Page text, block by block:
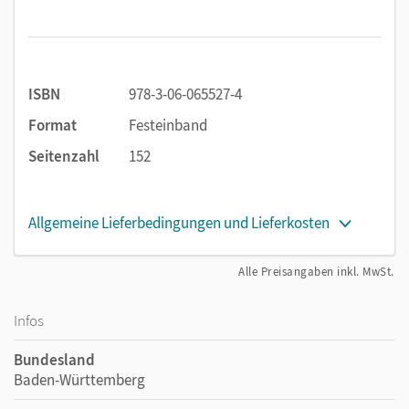
ISBN
978-3-06-065527-4
Format
Festeinband
Seitenzahl
152
Allgemeine Lieferbedingungen und Lieferkosten
Alle Preisangaben inkl. MwSt.
Infos
Bundesland
Baden-Württemberg